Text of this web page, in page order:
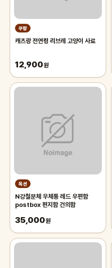
쿠팡
캐츠랑 전연령 리브레 고양이 사료
12,900원
옥션
N강철분체 우체통 레드 우편함
postbox 편지함 건의함
35,000원